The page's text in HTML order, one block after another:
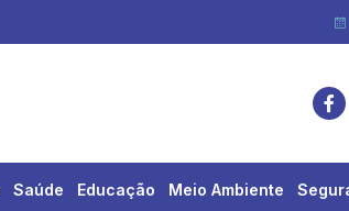
Saúde Educação Meio Ambiente